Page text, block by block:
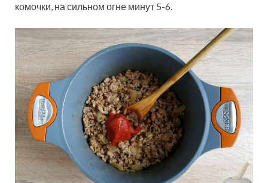
комочки, на сильном огне минут 5-6.